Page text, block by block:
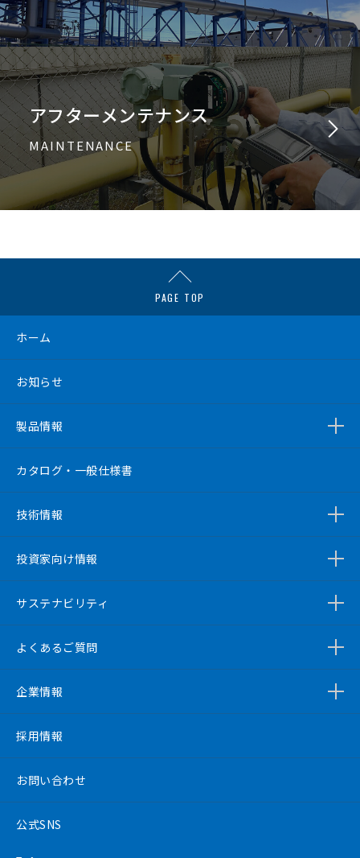
アフターメンテナンス
MAINTENANCE
PAGE TOP
ホーム
お知らせ
製品情報
カタログ・一般仕様書
技術情報
投資家向け情報
サステナビリティ
よくあるご質問
企業情報
採用情報
お問い合わせ
公式SNS